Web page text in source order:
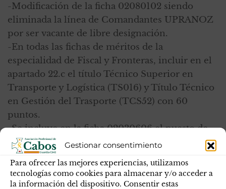
Gestionar consentimiento
Para ofrecer las mejores experiencias, utilizamos
tecnologías como cookies para almacenar y/o acceder a
la información del dispositivo. Consentir estas
-Modificación de la ficha 02080102 siendo
eliminada la línea de Comandantes UPRANOZ
por ser vacante de libre designación.
-En todas las fichas de méritos de la
especialidad de Fiscal y Fronteras, incluir en el
apartado 22.c el título Técnico Superior en
Transporte y Logística (TS016) y Título Técnico
en Gestión del Trasporte (TCS52) con 60
puntos.
-Se incluye en la ficha 02030606 el puesto de
Jefe GREIM para los empleos de cabo y cabo 1°.
-En las fichas de Tráfico donde anteriormente
puntuaba el “Curso de Experto Universitario en
Reconstrucción de Siniestros Viales” (24